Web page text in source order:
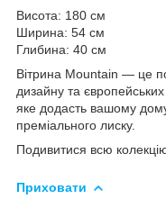
Висота: 180 см
Ширина: 54 см
Глибина: 40 см
Вітрина Mountain — це
дизайну та
яке додасть вашому
преміального лиску.
Подивитися всю
Приховати